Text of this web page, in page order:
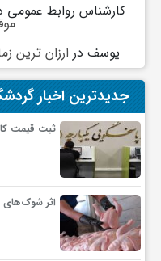
کارشناس روابط عمومی
یوسف در ارزان
جدیدترین اخبار
ثبت قیمت
اثر شوک‌های